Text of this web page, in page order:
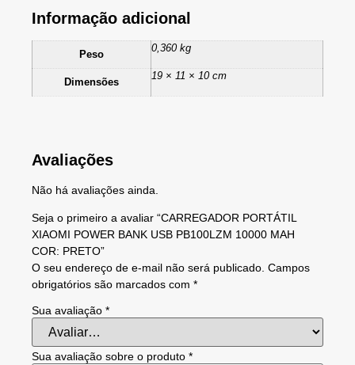
Informação adicional
Peso
0,360 kg
Dimensões
19 × 11 × 10 cm
Avaliações
Não há avaliações ainda.
Seja o primeiro a avaliar “CARREGADOR PORTÁTIL
XIAOMI POWER BANK USB PB100LZM 10000 MAH
COR: PRETO”
O seu endereço de e-mail não será publicado. Campos
obrigatórios são marcados com *
Sua avaliação *
Sua avaliação sobre o produto *